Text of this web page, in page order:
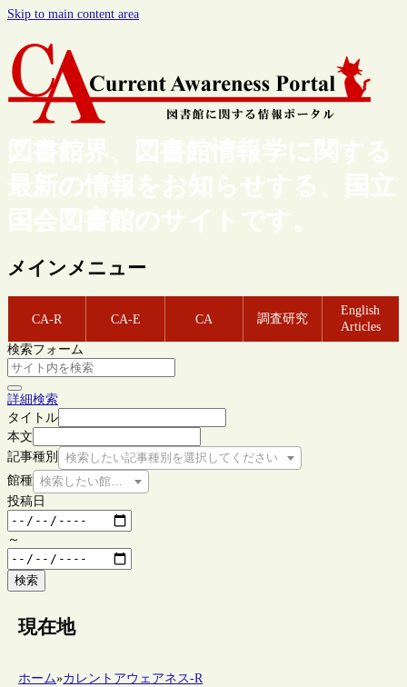
Skip to main content area
図書館界、図書館情報学に関する
最新の情報をお知らせする、国立
国会図書館のサイトです。
メインメニュー
CA-R CA-E CA 調査研究
English
Articles
検索フォーム
詳細検索
タイトル
本文
記事種別
検索したい記事種別を選択してください
館種 検索したい館種を選択してください
投稿日
～
検索
現在地
ホーム»カレントアウェアネス-R